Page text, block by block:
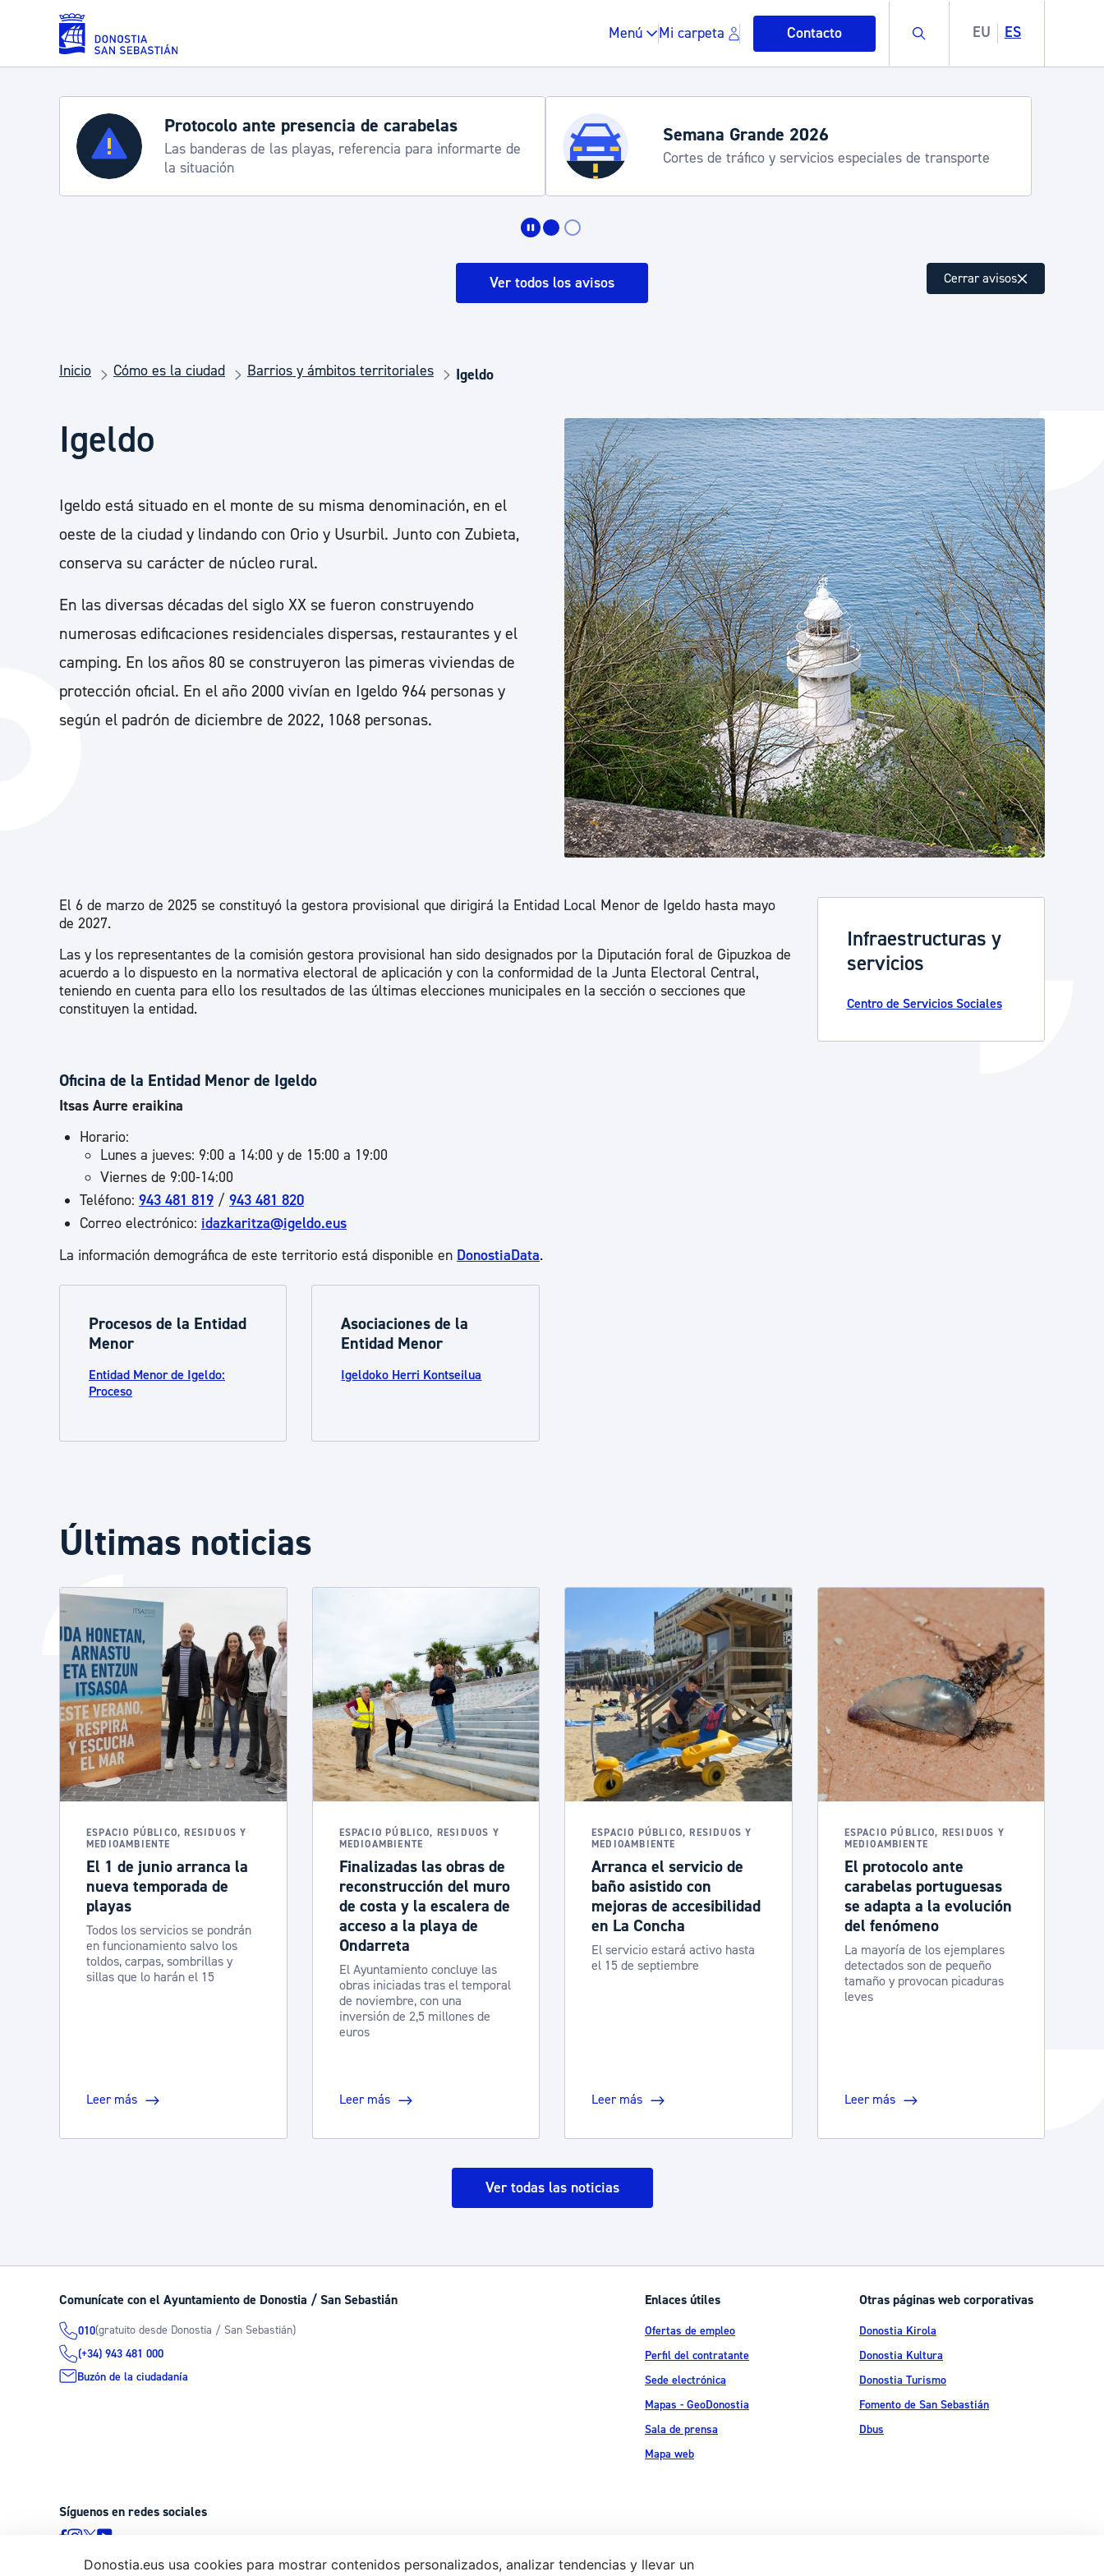
Saltar al contenido principal
Menú Mi carpeta Contacto Buscar EU ES
Servicios
Padrón y asuntos personales
Espacio público, residuos y medioambiente
Seguridad ciudadana y emergencias
Salud Pública, animales y consumo Desarrollo económico y empleo
Infancia y juventud Igualdad, Derechos Humanos y convivencia
Participación ciudadana y asociacionismo Cultura
Deporte Turismo
Administración municipal
Tablón de anuncios oficiales
Calendario fiscal
Portal de transparencia
Catálogo de trámites
Ayuda a la tramitación
y servicios especiales de transporte
Semana Grande 2026: programa
8-15 agosto
Udalinfo, Donostia Kirola, Donostia
Urgull, Hondalea, Turismo
Ver todos los avisos Cerrar avisos
Inicio Cómo es la ciudad Barrios y ámbitos territoriales Igeldo
Igeldo
Igeldo está situado en el monte de su misma denominación, en el
oeste de la ciudad y lindando con Orio y Usurbil. Junto con Zubieta,
conserva su carácter de núcleo rural.
En las diversas décadas del siglo XX se fueron construyendo
numerosas edificaciones residenciales dispersas, restaurantes y el
camping. En los años 80 se construyeron las pimeras viviendas de
protección oficial. En el año 2000 vivían en Igeldo 964 personas y
según el padrón de diciembre de 2022, 1068 personas.
El 6 de marzo de 2025 se constituyó la gestora provisional que dirigirá la Entidad Local Menor de Igeldo hasta mayo
de 2027.
Las y los representantes de la comisión gestora provisional han sido designados por la Diputación foral de Gipuzkoa de
acuerdo a lo dispuesto en la normativa electoral de aplicación y con la conformidad de la Junta Electoral Central,
teniendo en cuenta para ello los resultados de las últimas elecciones municipales en la sección o secciones que
constituyen la entidad.
Oficina de la Entidad Menor de Igeldo
Itsas Aurre eraikina
Horario:
Lunes a jueves: 9:00 a 14:00 y de 15:00 a 19:00
Viernes de 9:00-14:00
Teléfono: 943 481 819 / 943 481 820
Correo electrónico: idazkaritza@igeldo.eus
La información demográfica de este territorio está disponible en DonostiaData.
Procesos de la Entidad
Menor
Entidad Menor de Igeldo:
Proceso
Asociaciones de la
Entidad Menor
Igeldoko Herri Kontseilua
Infraestructuras y
servicios
Centro de Servicios Sociales
Últimas noticias
ESPACIO PÚBLICO, RESIDUOS Y
MEDIOAMBIENTE
El 1 de junio arranca la
nueva temporada de
playas
Todos los servicios se pondrán
en funcionamiento salvo los
toldos, carpas, sombrillas y
sillas que lo harán el 15
Leer más
ESPACIO PÚBLICO, RESIDUOS Y
MEDIOAMBIENTE
Finalizadas las obras de
reconstrucción del muro
de costa y la escalera de
acceso a la playa de
Ondarreta
El Ayuntamiento concluye las
obras iniciadas tras el temporal
de noviembre, con una
inversión de 2,5 millones de
euros
Leer más
ESPACIO PÚBLICO, RESIDUOS Y
MEDIOAMBIENTE
Arranca el servicio de
baño asistido con
mejoras de accesibilidad
en La Concha
El servicio estará activo hasta
el 15 de septiembre
Leer más
ESPACIO PÚBLICO, RESIDUOS Y
MEDIOAMBIENTE
El protocolo ante
carabelas portuguesas
se adapta a la evolución
del fenómeno
La mayoría de los ejemplares
detectados son de pequeño
tamaño y provocan picaduras
leves
Leer más
Ver todas las noticias
Comunícate con el Ayuntamiento de Donostia / San Sebastián
010(gratuito desde Donostia / San Sebastián)
(+34) 943 481 000
Buzón de la ciudadanía
Enlaces útiles
Ofertas de empleo
Perfil del contratante
Sede electrónica
Mapas - GeoDonostia
Sala de prensa
Mapa web
Otras páginas web corporativas
Donostia Kirola
Donostia Kultura
Donostia Turismo
Fomento de San Sebastián
Dbus
Síguenos en redes sociales
Donostia.eus usa cookies para mostrar contenidos personalizados, analizar tendencias y llevar un